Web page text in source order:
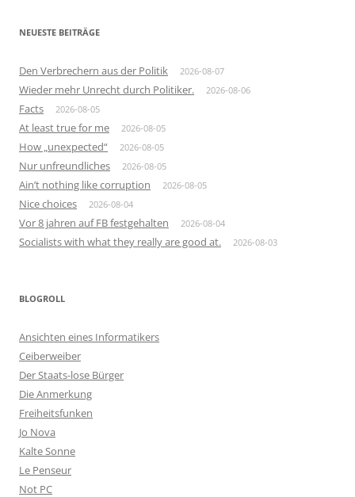
NEUESTE BEITRÄGE
Den Verbrechern aus der Politik 2026-08-07
Wieder mehr Unrecht durch Politiker. 2026-08-06
Facts 2026-08-05
At least true for me 2026-08-05
How „unexpected“ 2026-08-05
Nur unfreundliches 2026-08-05
Ain’t nothing like corruption 2026-08-05
Nice choices 2026-08-04
Vor 8 jahren auf FB festgehalten 2026-08-04
Socialists with what they really are good at. 2026-08-03
BLOGROLL
Ansichten eines Informatikers
Ceiberweiber
Der Staats-lose Bürger
Die Anmerkung
Freiheitsfunken
Jo Nova
Kalte Sonne
Le Penseur
Not PC